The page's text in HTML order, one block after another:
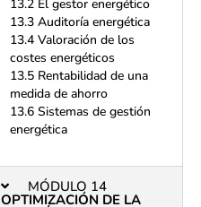
13.2 El gestor energético
13.3 Auditoría energética
13.4 Valoración de los
costes energéticos
13.5 Rentabilidad de una
medida de ahorro
13.6 Sistemas de gestión
energética
MÓDULO 14
OPTIMIZACIÓN DE LA